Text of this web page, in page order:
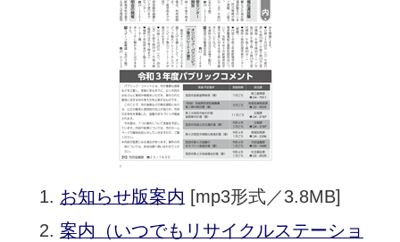
お知らせ版案内 [mp3形式／3.8MB]
案内（いつでもリサイクルステーショ